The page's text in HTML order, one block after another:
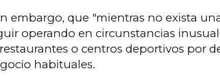
embargo, que "mientras no exista
operando en circunstancias
o centros deportivos por
habituales.